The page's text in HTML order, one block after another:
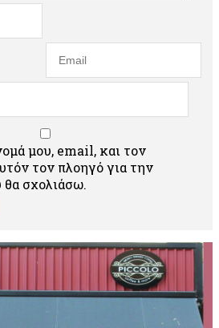
μου, email, και τον
τον πλοηγό για την
σχολιάσω.